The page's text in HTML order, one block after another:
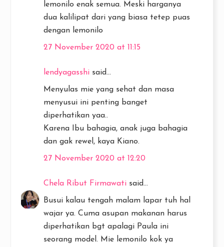
lemonilo enak semua. Meski harganya
dua kalilipat dari yang biasa tetep puas
dengan lemonilo
27 November 2020 at 11:15
lendyagasshi said...
Menyulas mie yang sehat dan masa
menyusui ini penting banget
diperhatikan yaa..
Karena Ibu bahagia, anak juga bahagia
dan gak rewel, kaya Kiano.
27 November 2020 at 12:20
Chela Ribut Firmawati said...
Busui kalau tengah malam lapar tuh hal
wajar ya. Cuma asupan makanan harus
diperhatikan bgt apalagi Paula ini
seorang model. Mie lemonilo kok ya